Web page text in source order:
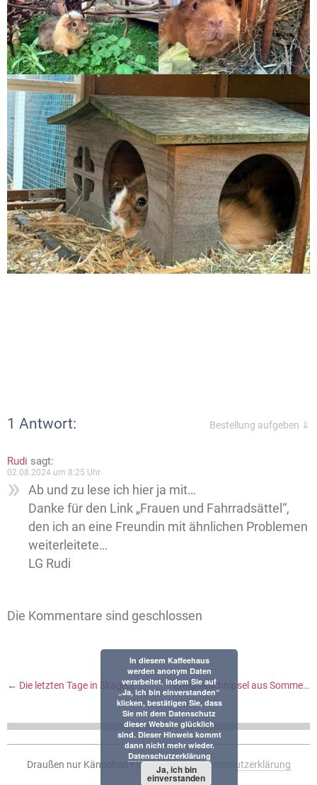
1 Antwort: Bestellung aufgeben ⇓
Rudi sagt:
02.08.2024 um 8:25 Uhr
Ab und zu lese ich hier ja mit…
Danke für den Link „Frauen und Fahrradsättel“,
den ich an eine Freundin mit ähnlichen Problemen
weiterleitete…
LG Rudi
Die Kommentare sind geschlossen
← Die letzten Tage in Skagen, Rückreise mit royalen Eierbechern, nun Akklimatisierung Ereignisschnipsel aus Sommertagen
Draußen nur Kännchen •Impressum•Datenschutzerklärung
In diesem Kaffeehaus
werden anonym Daten
verarbeitet. Indem Sie auf
„Ja, ich bin einverstanden“
klicken, bestätigen Sie, dass
Sie mit dem Datenschutz
dieser Website glücklich
sind. Dieser Hinweis kommt
dann nicht mehr wieder.
Datenschutzerklärung
Ja, ich bin
einverstanden